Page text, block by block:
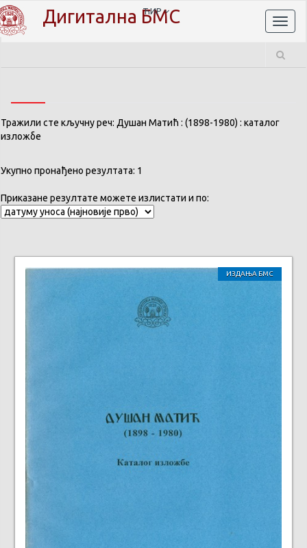
Дигитална БМС
ЋИР
Тражили сте кључну реч: Душан Матић : (1898-1980) : каталог
изложбе
Укупно пронађено резултата: 1
Приказане резултате можете излистати и по:
ИЗДАЊА БМС